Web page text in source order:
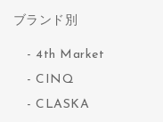
ブランド別
4th Market
CINQ
CLASKA